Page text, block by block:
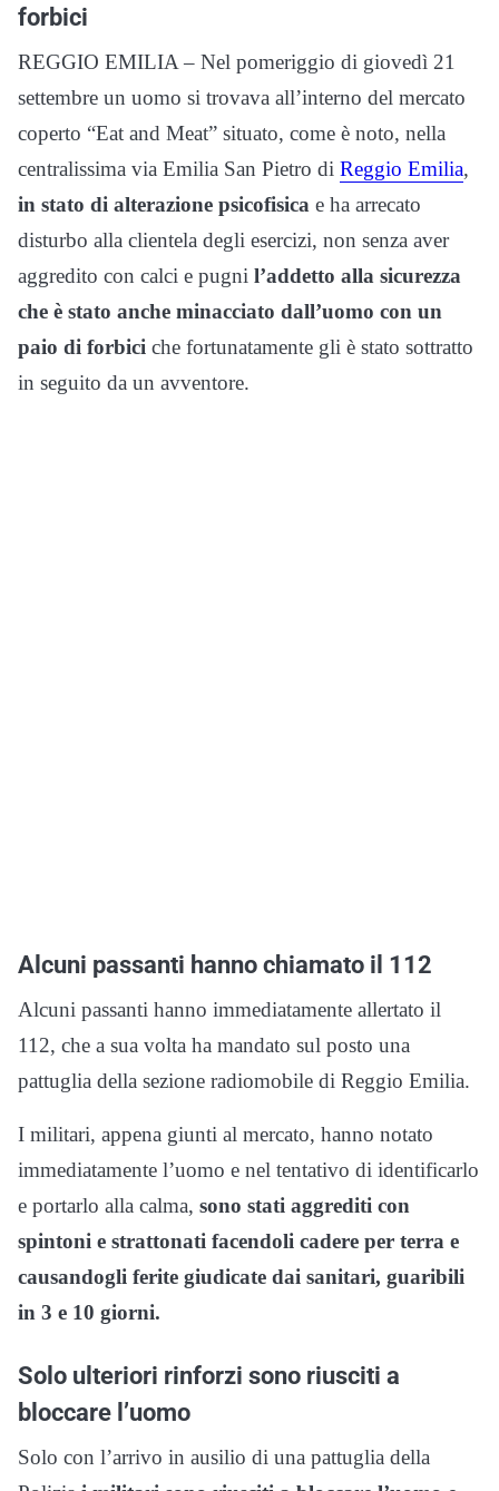
forbici
REGGIO EMILIA – Nel pomeriggio di giovedì 21
settembre un uomo si trovava all’interno del mercato
coperto “Eat and Meat” situato, come è noto, nella
centralissima via Emilia San Pietro di Reggio Emilia,
in stato di alterazione psicofisica e ha arrecato
disturbo alla clientela degli esercizi, non senza aver
aggredito con calci e pugni l’addetto alla sicurezza
che è stato anche minacciato dall’uomo con un
paio di forbici che fortunatamente gli è stato sottratto
in seguito da un avventore.
Alcuni passanti hanno chiamato il 112
Alcuni passanti hanno immediatamente allertato il
112, che a sua volta ha mandato sul posto una
pattuglia della sezione radiomobile di Reggio Emilia.
I militari, appena giunti al mercato, hanno notato
immediatamente l’uomo e nel tentativo di identificarlo
e portarlo alla calma, sono stati aggrediti con
spintoni e strattonati facendoli cadere per terra e
causandogli ferite giudicate dai sanitari, guaribili
in 3 e 10 giorni.
Solo ulteriori rinforzi sono riusciti a
bloccare l’uomo
Solo con l’arrivo in ausilio di una pattuglia della